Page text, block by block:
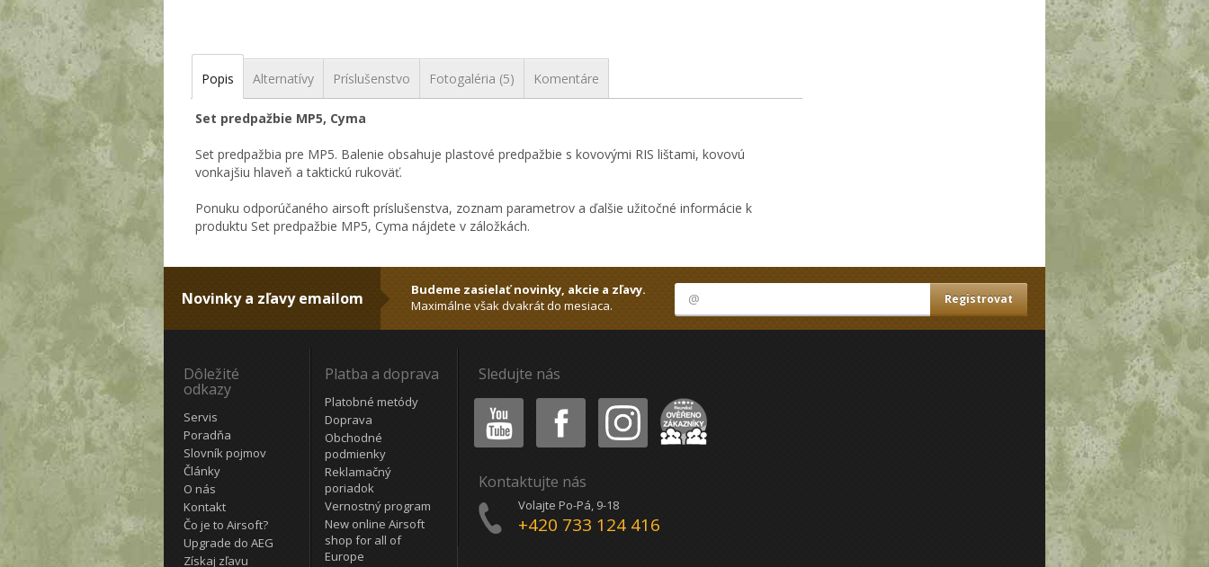
Popis Alternatívy Príslušenstvo Fotogaléria (5) Komentáre
Set predpažbie MP5, Cyma
Set predpažbia pre MP5. Balenie obsahuje plastové predpažbie s kovovými RIS lištami, kovovú
vonkajšiu hlaveň a taktickú rukoväť.
Ponuku odporúčaného airsoft príslušenstva, zoznam parametrov a ďalšie užitočné informácie k
produktu Set predpažbie MP5, Cyma nájdete v záložkách.
Novinky a zľavy emailom
Budeme zasielať novinky, akcie a zľavy.
Maximálne však dvakrát do mesiaca.
Dôležité
odkazy
Servis
Poradňa
Slovník pojmov
Články
O nás
Kontakt
Čo je to Airsoft?
Upgrade do AEG
Získaj zľavu
Platba a doprava
Platobné metódy
Doprava
Obchodné
podmienky
Reklamačný
poriadok
Vernostný program
New online Airsoft
shop for all of
Europe
Sledujte nás
Youtube Facebook Instagram Heureka
Kontaktujte nás
Volajte Po-Pá, 9-18
+420 733 124 416